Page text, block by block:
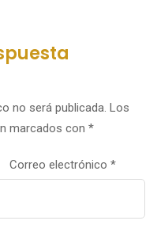
no será publicada. Los
marcados con *
Correo electrónico *